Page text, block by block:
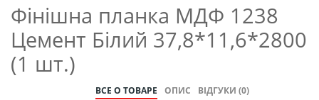
Фінішна планка МДФ 1238
Цемент Білий 37,8*11,6*2800
(1 шт.)
ВСЕ О ТОВАРЕ ОПИС ВІДГУКИ (0)